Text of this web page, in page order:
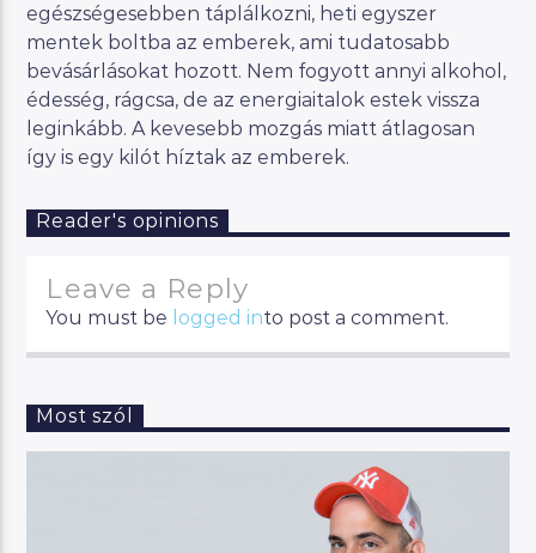
egészségesebben táplálkozni, heti egyszer
mentek boltba az emberek, ami tudatosabb
bevásárlásokat hozott. Nem fogyott annyi alkohol,
édesség, rágcsa, de az energiaitalok estek vissza
leginkább. A kevesebb mozgás miatt átlagosan
így is egy kilót híztak az emberek.
Reader's opinions
Leave a Reply
You must be logged into post a comment.
Most szól